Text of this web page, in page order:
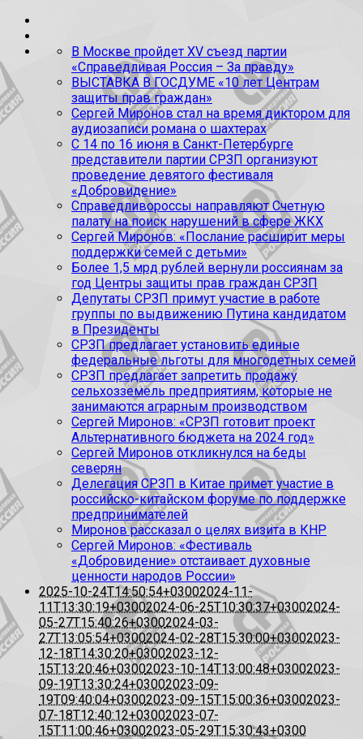
В Москве пройдет XV съезд партии
«Справедливая Россия – За правду»
ВЫСТАВКА В ГОСДУМЕ «10 лет Центрам
защиты прав граждан»
Сергей Миронов стал на время диктором для
аудиозаписи романа о шахтерах
С 14 по 16 июня в Санкт-Петербурге
представители партии СРЗП организуют
проведение девятого фестиваля
«Добровидение»
Справедливороссы направляют Счетную
палату на поиск нарушений в сфере ЖКХ
Сергей Миронов: «Послание расширит меры
поддержки семей с детьми»
Более 1,5 мрд рублей вернули россиянам за
год Центры защиты прав граждан СРЗП
Депутаты СРЗП примут участие в работе
группы по выдвижению Путина кандидатом
в Президенты
СРЗП предлагает установить единые
федеральные льготы для многодетных семей
СРЗП предлагает запретить продажу
сельхозземель предприятиям, которые не
занимаются аграрным производством
Сергей Миронов: «СРЗП готовит проект
Альтернативного бюджета на 2024 год»
Сергей Миронов откликнулся на беды
северян
Делегация СРЗП в Китае примет участие в
российско-китайском форуме по поддержке
предпринимателей
Миронов рассказал о целях визита в КНР
Сергей Миронов: «Фестиваль
«Добровидение» отстаивает духовные
ценности народов России»
2025-10-24T14:50:54+03002024-11-
11T13:30:19+03002024-06-25T10:30:37+03002024-
05-27T15:40:26+03002024-03-
27T13:05:54+03002024-02-28T15:30:00+03002023-
12-18T14:30:20+03002023-12-
15T13:20:46+03002023-10-14T13:00:48+03002023-
09-19T13:30:24+03002023-09-
19T09:40:04+03002023-09-15T15:00:36+03002023-
07-18T12:40:12+03002023-07-
15T11:00:46+03002023-05-29T15:30:43+0300